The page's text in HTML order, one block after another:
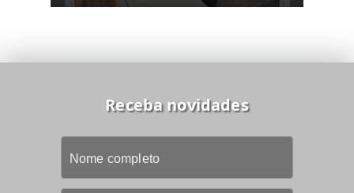
Receba novidades